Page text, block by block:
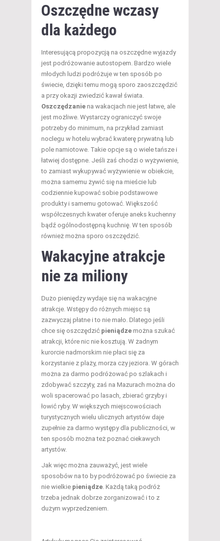
Oszczędnewczasy
dla każdego
Interesującą propozycją na oszczędne wyjazdy
jest podróżowanie autostopem. Bardzo wiele
młodych ludzi podróżuje w ten sposób po
świecie, dzięki temu mogą sporo zaoszczędzić
a przy okazji zwiedzić kawał świata.
Oszczędzanie na wakacjach nie jest łatwe, ale
jest możliwe. Wystarczy ograniczyć swoje
potrzeby do minimum, na przykład zamiast
noclegu w hotelu wybrać kwaterę prywatną lub
pole namiotowe. Takie opcje są o wiele tańsze i
łatwiej dostępne. Jeśli zaś chodzi o wyżywienie,
to zamiast wykupywać wyżywienie w obiekcie,
można samemu żywić się na mieście lub
codziennie kupować sobie podstawowe
produkty i samemu gotować. Większość
współczesnych kwater oferuje aneks kuchenny
bądź ogólnodostępną kuchnię. W ten sposób
również można sporo oszczędzić.
Wakacyjne atrakcje
nie za miliony
Dużo pieniędzy wydaje się na wakacyjne
atrakcje. Wstępy do różnych miejsc są
zazwyczaj płatne i to nie mało. Dlatego jeśli
chce się oszczędzić pieniądze można szukać
atrakcji, które nic nie kosztują. W żadnym
kurorcie nadmorskim nie płaci się za
korzystanie z plaży, morza czy jeziora. W górach
można za darmo podróżować po szlakach i
zdobywać szczyty, zaś na Mazurach można do
woli spacerować po lasach, zbierać grzyby i
łowić ryby. W większych miejscowościach
turystycznych wielu ulicznych artystów daje
zupełnie za darmo występy dla publiczności, w
ten sposób można też poznać ciekawych
artystów.
Jak więc można zauważyć, jest wiele
sposobów na to by podróżować po świecie za
nie wielkie pieniądze . Każdą taką podróż
trzeba jednak dobrze zorganizować i to z
dużym wyprzedzeniem.